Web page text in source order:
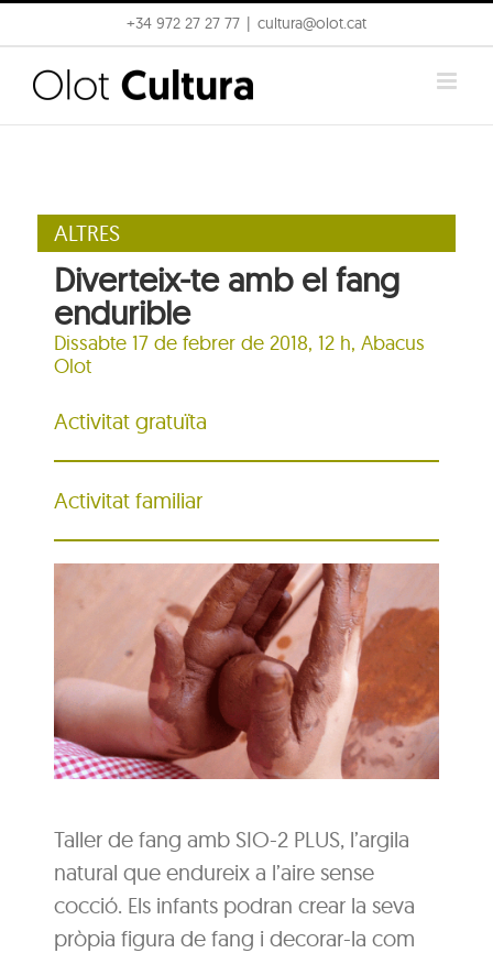
to
content
+34 972 27 27 77 cultura@olot.cat
ALTRES
Diverteix-te amb el fang
endurible
Dissabte 17 de febrer de 2018, 12 h, Abacus
Olot
Activitat gratuïta
Activitat familiar
Taller de fang amb SIO-2 PLUS, l’argila
natural que endureix a l’aire sense
cocció. Els infants podran crear la seva
pròpia figura de fang i decorar-la com